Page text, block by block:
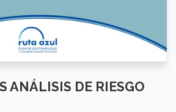
ANÁLISIS DE RIESGO